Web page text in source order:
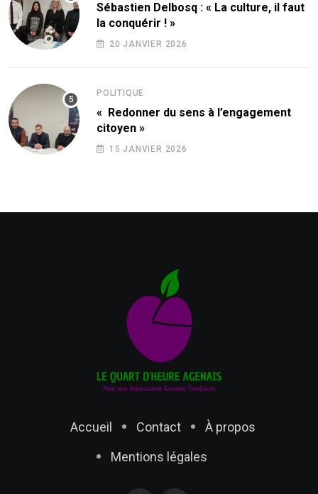
Sébastien Delbosq : « La culture, il faut
la conquérir ! »
20 JANVIER 2026
POLITIQUE
« Redonner du sens à l’engagement
citoyen »
15 JANVIER 2026
Accueil Contact
À propos
Mentions légales